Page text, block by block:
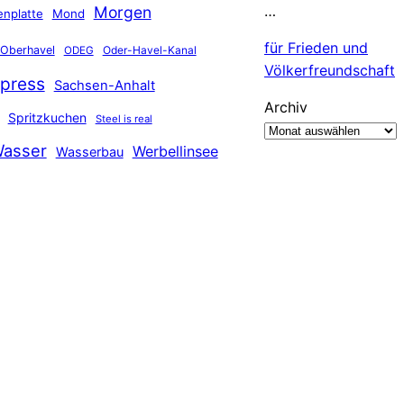
Mond Morgen
Oberhavel ODEG Oder-Havel-Kanal
Sachsen-Anhalt
Spritzkuchen Steel is real
Wasserbau Werbellinsee
…
für Frieden und
Völkerfreundschaft
Archiv